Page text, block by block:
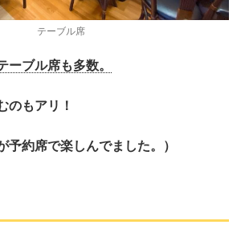
テーブル席
ーブル席も多数。
のもアリ！
予約席で楽しんでました。）